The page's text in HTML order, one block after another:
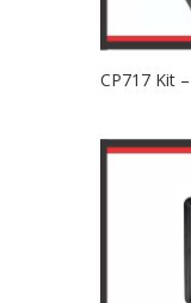
CP717 Kit